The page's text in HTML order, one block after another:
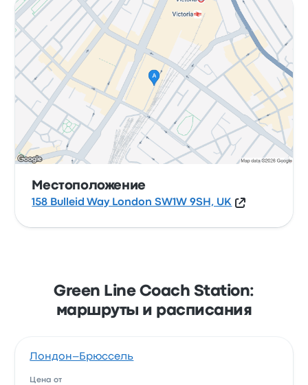
Местоположение
158 Bulleid Way London SW1W 9SH, UK
Green Line Coach Station:
маршруты и расписания
Лондон–Брюссель
Цена от